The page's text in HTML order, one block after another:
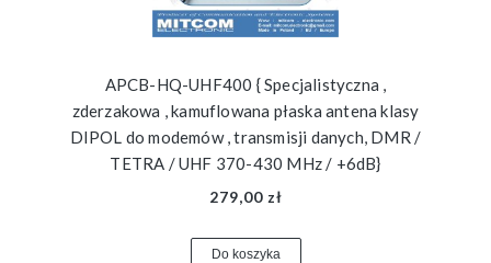
APCB-HQ-UHF400 { Specjalistyczna ,
zderzakowa , kamuflowana płaska antena klasy
DIPOL do modemów , transmisji danych, DMR /
TETRA / UHF 370-430 MHz / +6dB}
279,00 zł
Do koszyka